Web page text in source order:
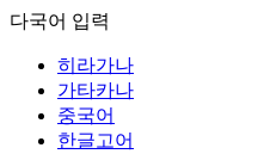
다국어 입력
히라가나
가타카나
중국어
한글고어